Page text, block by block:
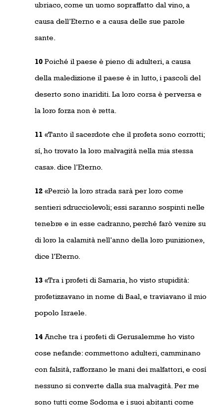
ubriaco, come un uomo sopraffatto dal vino, a
causa dell’Eterno e a causa delle sue parole
sante.
10 Poiché il paese è pieno di adulteri, a causa
della maledizione il paese è in lutto, i pascoli del
deserto sono inariditi. La loro corsa è perversa e
la loro forza non è retta.
11 «Tanto il sacerdote che il profeta sono corrotti;
sí, ho trovato la loro malvagità nella mia stessa
casa». dice l’Eterno.
12 «Perciò la loro strada sarà per loro come
sentieri sdrucciolevoli; essi saranno sospinti nelle
tenebre e in esse cadranno, perché farò venire su
di loro la calamità nell’anno della loro punizione»,
dice l’Eterno.
13 «Tra i profeti di Samaria, ho visto stupidità:
profetizzavano in nome di Baal, e traviavano il mio
popolo Israele.
14 Anche tra i profeti di Gerusalemme ho visto
cose nefande: commettono adulteri, camminano
con falsità, rafforzano le mani dei malfattori, e cosí
nessuno si converte dalla sua malvagità. Per me
sono tutti come Sodoma e i suoi abitanti come